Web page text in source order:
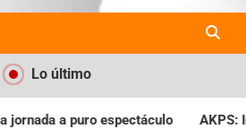
Lo último
AKPS: Intervino la IGJ y oficializó el